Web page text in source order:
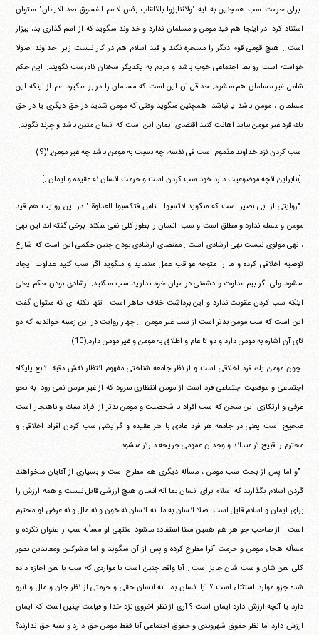
‏ ‏براى حرمت سب همچنين به آيه "ولاتنابزوا بالالقاب بئس لاسم‏ ‏الفسوق بعد الايمان" مى‎توان
استناد كرد. در اينجا هم قيد مومن و‏ ‏مسلمان ندارد و خداوند مى‎گويد كه از اسم گذارى بد، بيزار
است . هيچ‏ ‏قومى قوم ديگر را مسخره نكند و قيد اسلام هم در كار نيست زيرا‏ ‏خداوند اصولا
خواسته است روابط اجتماعى خوب باشد و مردم به‏ ‏يكديگر سخنان نادرست نگويند. اين حكم
شامل غير مسلمان هم‏ ‏مى‎شود. حداقل آن اين است كه مسلمان را در بر مى‎گيرد اعم از اينكه‏ ‏اين
مسلمان ، مومن باشد يا نباشد. همچنين مى‎گويد وقتى كه مومن‏ ‏شديد در حق ديگرى يا در حق
يك فرد غير مومن نبايد اهانت كنيد‏ ‏اقتضاى ايمان اين است كه انسان متين باشد و چرند نگويد.
‏ ‏سب كردن نزد خداوند مذموم است فى نفسه، چه نسبت به مومن باشد‏ ‏چه غير مومن."(9)
‏ ‏[بنابراين آنچه موضوعيت دارد خود سب كردن است و حرمت انسان نه‏ ‏عقيده و ايمان .]
‏ ‏"روايتى از ابى بصير است كه مى‎گويد لاتسبوا الناس فتكسبوا‏ ‏العداوة " در اين روايت هم قيد
مومن و مسلم ندارد و مطلق است و سب ‏ ‏انسان را بطور كلى نفى مى‎كند. برخى گفته اند اين نهى
، نهى مولوى‏ ‏نيست نهى ارشادى است . مقتضاى ارشادى بودن چنين حكمى اين‏ ‏است كه شارع
توصيه اخلاقى كرده و ما را متوجه عواقب عمل مى‎نمايد‏ ‏و مى‎گويد اگر سب كنيد عداوت ايجاد
مى‎شود ولى اگر بيم عداوت و‏ ‏دشمنى در ميان خود نداريد سب مى‎كنيد. ارشادى بودن حكم يعنى‏
‏اينكه سب كردن عقوبت ندارد و اين برداشت خلاف ظاهر است . تنها‏ ‏نكته اى كه مى‎توان گفت
اين است كه سب مومن بدتر است از سب غير‏ ‏مومن ... چهار روايت در اين زمينه خوانديم كه دو
تاى آن اشاره به مومن‏ ‏دارد و دو تا عام و اطلاق به مومن و غير مومن دارد.(10)
‏ ‏چون مومن يك فرد اخلاقى است و از نظر جامعه شناختى مفهوم انتظار‏ ‏نقش دقيقا تابع پايگاه
اجتماعى و موقعيت اجتماعى فرد است از مومن‏ ‏انتظارى مى‎رود كه از غير مومن نمى رود. به نحو
عرفى و ارتكازى اين سخن‏ ‏كه سب افراد با شخصيت و مومن بدتر از افراد سبك و ناهنجار است
صحيح‏ ‏است يعنى در جامعه هر فرد عادى با هر عقيده و گرايشى سب كردن افراد‏ ‏اخلاقى و
محترم را قبيح تر مى‎داند و وجدان عمومى جريحه دارتر‏ ‏مى‎شود.
‏ ‏"و اما پس از بحث سب مومن ، مسأله ديگرى هم مطرح است و‏ ‏بسيارى از آقايان مى‎خواهند
گردن اسلام بگذارند كه اسلام براى انسان‏ ‏بما انه انسان هيچ ارزشى قايل نيست و همه ارزش را
براى ايمان و اسلام‏ ‏قايل است اصلا انسان به ما انه انسان نه خون و نه مال و نه عرض او‏ ‏محترم
است . از صاحب جواهر هم همين معنا استفاده مى‎شود. منتهى او‏ ‏مسأله سب را عنوان نكرده و
مسأله هجاء مومن و حرمت آنرا مطرح‏ ‏كرده و پس از آن مى‎گويد و اما مشركين ومعاندين بطور
كلى لعن شان و‏ ‏سب شان جايز است . آيا واقعا چنين است يا مواردى كه سب يا لعن‏ ‏اجازه داده
شده جزو موارد استثناء است ؟ آيا انسان بما انه انسان حقى و‏ ‏حرمتى از نظر جان و مال و آبرو
دارد يا آنچه ارزش دارد ايمان است ؟‏ ‏آرى از نظر اخروى نزد خدا و قيامت چنين است كه ايمان
ارزش دارد‏ ‏اما نظر حقوق شهروندى و حقوق اجتماعى آيا فقط مومن حق دارد و‏ ‏بقيه حق ندارند؟